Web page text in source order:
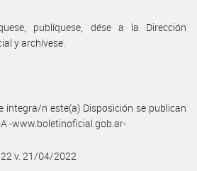
publíquese, dése a la Dirección
y archívese.
integra/n este(a) Disposición se publican
-www.boletinoficial.gob.ar-
v. 21/04/2022